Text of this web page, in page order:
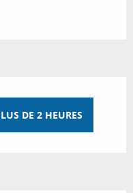
DE 2 HEURES